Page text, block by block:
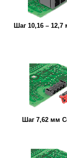
Шаг 10,16 –
Шаг 7,62 мм